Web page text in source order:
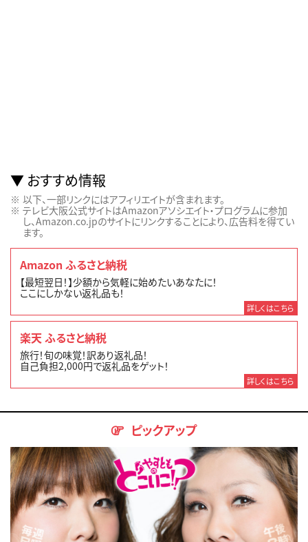
おすすめ情報
以下、一部リンクにはアフィリエイトが含まれます。
テレビ大阪公式サイトはAmazonアソシエイト・プログラムに参加
し、Amazon.co.jpのサイトにリンクすることにより、広告料を得てい
ます。
Amazon ふるさと納税
【最短翌日！】少額から気軽に始めたいあなたに！
ここにしかない返礼品も！
詳しくはこちら
楽天 ふるさと納税
旅行！旬の味覚！訳あり返礼品！
自己負担2,000円で返礼品をゲット！
詳しくはこちら
ピックアップ